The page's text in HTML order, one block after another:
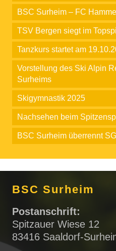
BSC Surheim – FC
TSV Bergen siegt im
Tanzkurs startet am
Vorstellung des Ski Alpin
Surheims
Skigymnastik 2025
Nachsehen beim
BSC Surheim überrennt
BSC Surheim
Postanschrift:
Spitzauer Wiese 12
83416 Saaldorf-